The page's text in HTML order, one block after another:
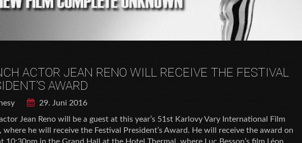
ACTOR JEAN RENO WILL RECEIVE THE FESTIVAL
AWARD
29. Juni 2016
Jean Reno will be a guest at this year’s 51st Karlovy Vary International Film
where he will receive the Festival President’s Award. He will receive the award on
10:30pm in the Grand Hall at the Hotel Thermal, where Luc Besson’s film Léon